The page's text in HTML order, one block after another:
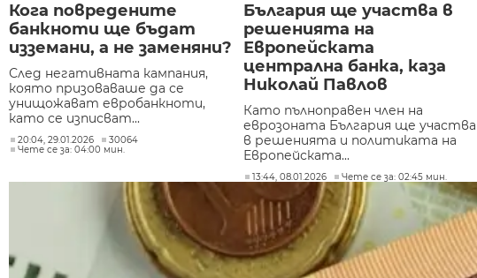
Кога повредените
банкноти ще бъдат
изземани, а не заменяни?
След негативната кампания,
която призоваваше да се
унищожават евробанкноти,
като се изписват...
20:04, 29.01.2026
30064
Чете се за: 04:00 мин.
България ще участва в
решенията на
Европейската
централна банка, каза
Николай Павлов
Като пълноправен член на
еврозоната България ще участва
в решенията и политиката на
Европейската...
13:44, 08.01.2026 Чете се за: 02:45 мин.